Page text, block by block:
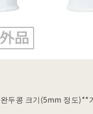
두콩 크기(5mm 정도)**